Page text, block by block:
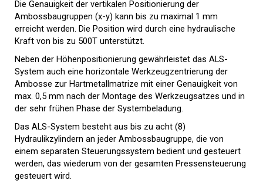
Die Genauigkeit der vertikalen Positionierung der
Ambossbaugruppen (x-y) kann bis zu maximal 1 mm
erreicht werden. Die Position wird durch eine hydraulische
Kraft von bis zu 500T unterstützt.
Neben der Höhenpositionierung gewährleistet das ALS-
System auch eine horizontale Werkzeugzentrierung der
Ambosse zur Hartmetallmatrize mit einer Genauigkeit von
max. 0,5 mm nach der Montage des Werkzeugsatzes und in
der sehr frühen Phase der Systembeladung.
Das ALS-System besteht aus bis zu acht (8)
Hydraulikzylindern an jeder Ambossbaugruppe, die von
einem separaten Steuerungssystem bedient und gesteuert
werden, das wiederum von der gesamten Pressensteuerung
gesteuert wird.